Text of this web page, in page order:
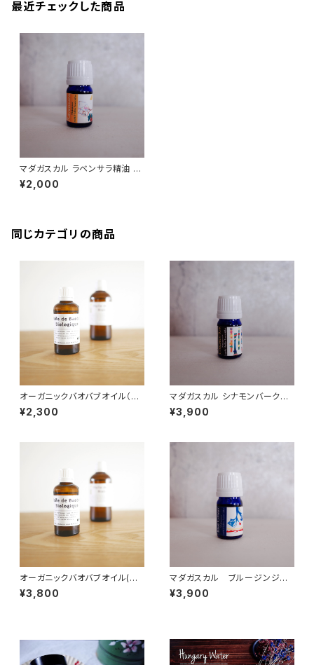
最近チェックした商品
マダガスカル ラベンサラ精油 5
ml オーガニック
¥2,000
同じカテゴリの商品
オーガニックバオバブオイル（セ
ネガル産) 50ml
¥2,300
マダガスカル シナモンバーク精
油 10ml オーガニック
¥3,900
オーガニックバオバブオイル(セ
ネガル産) 100ml
¥3,800
マダガスカル ブルージンジャ
ー精油 10ml オーガニック
¥3,900